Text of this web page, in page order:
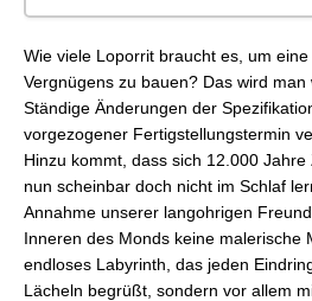
FFXIV: Dungeon Guide –
FFXIV: Dungeon Guide –
Wie viele Loporrit braucht es, um
Vergnügens zu bauen? Das wird
Ständige Änderungen der
vorgezogener Fertigstellungstermin
Hinzu kommt, dass sich 12.000
nun scheinbar doch nicht im Schlaf
Annahme unserer langohrigen
Inneren des Monds keine malerische
endloses Labyrinth, das jeden
Lächeln begrüßt, sondern vor allem